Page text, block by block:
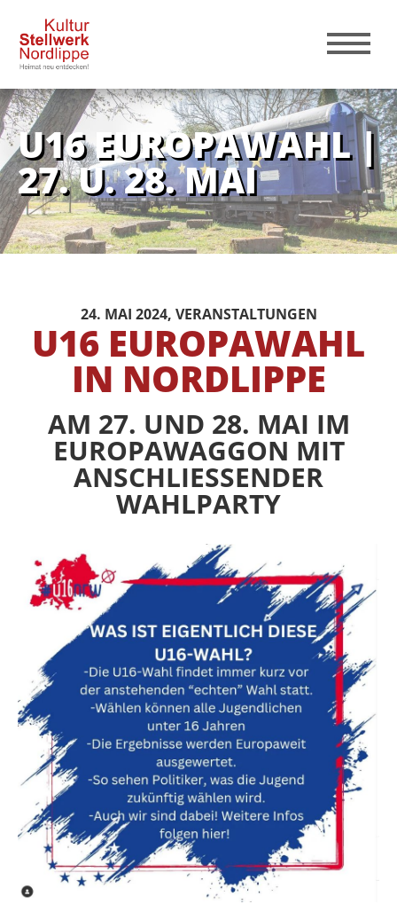
U16 EUROPAWAHL |
27. U. 28. MAI
24. MAI 2024, VERANSTALTUNGEN
U16 EUROPAWAHL
IN NORDLIPPE
AM 27. UND 28. MAI IM
EUROPAWAGGON MIT
ANSCHLIESSENDER W
AHLPARTY